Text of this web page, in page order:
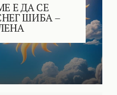
Е ДА СЕ
ШИБА –